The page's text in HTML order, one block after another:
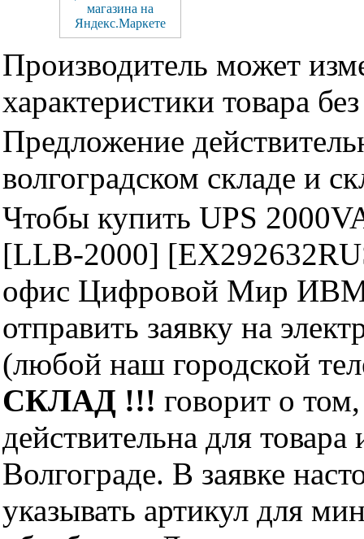
Производитель может
характеристики товара
Предложение
волгоградском складе и
Чтобы купить UPS
[LLB-2000]
офис Цифровой Мир ИВМ
отправить заявку на
(любой наш городской
СКЛАД !!! говорит о
действительна для
Волгограде. В заявке
указывать артикул для